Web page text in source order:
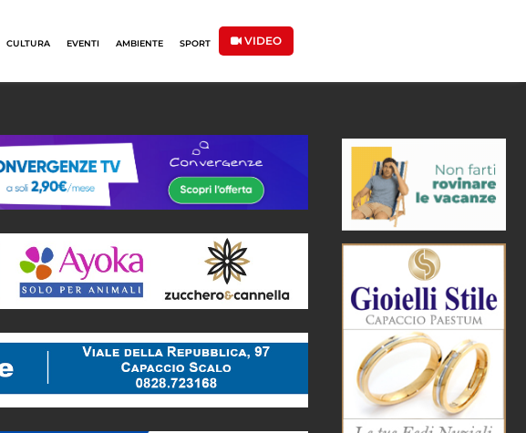
CULTURA EVENTI AMBIENTE SPORT VIDEO